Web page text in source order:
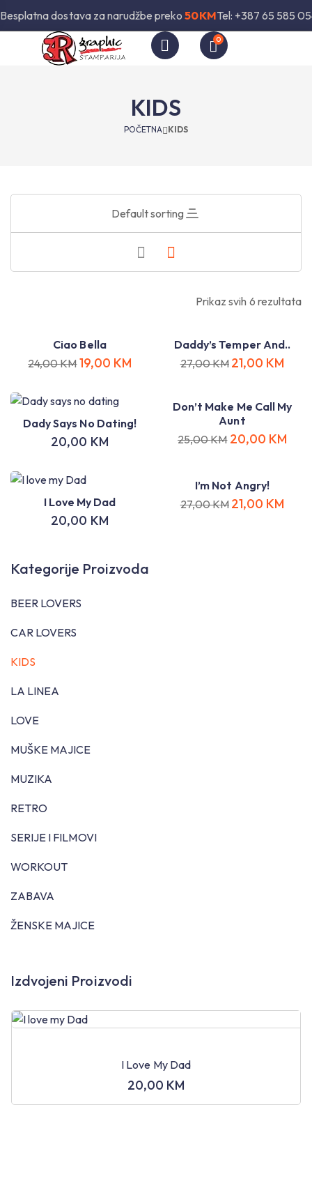
dostava za narudžbe preko 50KMTel: +387 65 585
0
KIDS
POČETNA KIDS
Default sorting
Prikaz svih 6 rezultata
Kategorije Proizvoda
BEER LOVERS
CAR LOVERS
KIDS
LA LINEA
LOVE
MUŠKE MAJICE
MUZIKA
RETRO
SERIJE I FILMOVI
WORKOUT
ZABAVA
ŽENSKE MAJICE
Izdvojeni Proizvodi
I Love My Dad
20,00 KM
Ciao Bella
24,00KM19,00 KM
Daddy’s Temper And..
27,00KM 21,00 KM
Dady Says No Dating!
20,00 KM
Don’t Make Me Call My
Aunt
25,00KM 20,00 KM
I Love My Dad
20,00 KM
I’m Not Angry!
27,00KM 21,00 KM